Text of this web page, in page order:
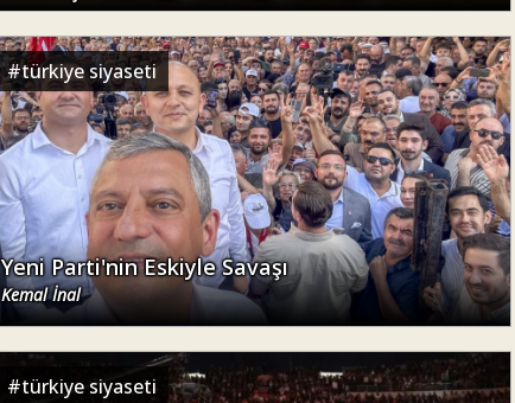
#türkiye siyaseti
Yeni Parti'nin Eskiyle Savaşı
Kemal İnal
#türkiye siyaseti